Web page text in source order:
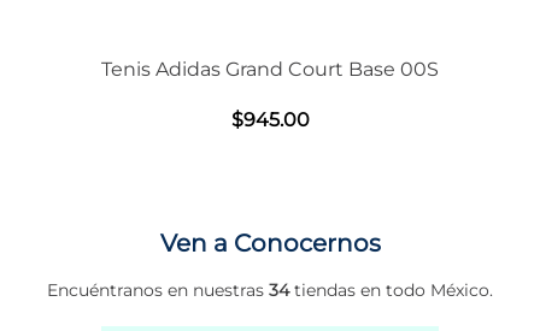
Tenis Adidas Grand Court Base 00S
$945.00
Ven a Conocernos
Encuéntranos en nuestras 34tiendas en todo México.